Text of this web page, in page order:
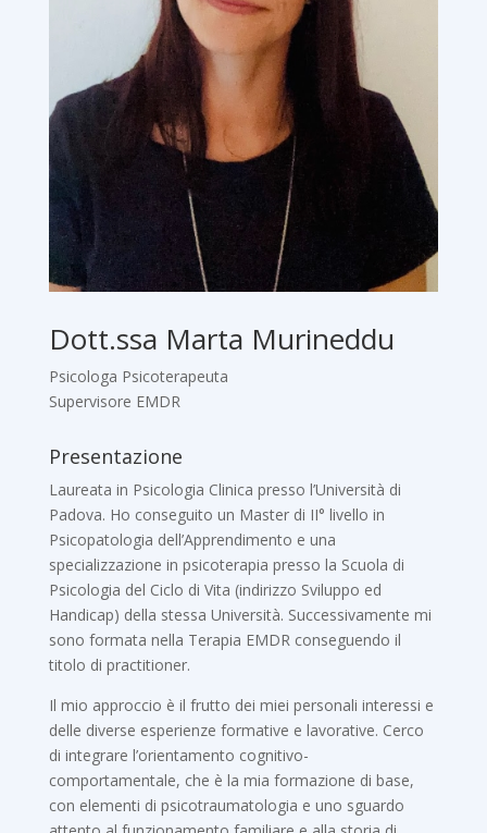
Dott.ssa Marta Murineddu
Psicologa Psicoterapeuta
Supervisore EMDR
Presentazione
Laureata in Psicologia Clinica presso l’Università di
Padova. Ho conseguito un Master di II° livello in
Psicopatologia dell’Apprendimento e una
specializzazione in psicoterapia presso la Scuola di
Psicologia del Ciclo di Vita (indirizzo Sviluppo ed
Handicap) della stessa Università. Successivamente mi
sono formata nella Terapia EMDR conseguendo il
titolo di practitioner.
Il mio approccio è il frutto dei miei personali interessi e
delle diverse esperienze formative e lavorative. Cerco
di integrare l’orientamento cognitivo-
comportamentale, che è la mia formazione di base,
con elementi di psicotraumatologia e uno sguardo